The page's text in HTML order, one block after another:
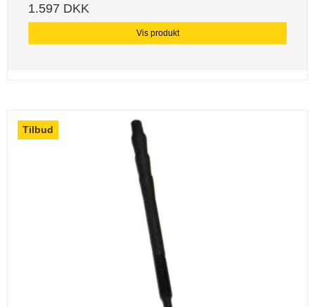
1.597 DKK
Vis produkt
Tilbud